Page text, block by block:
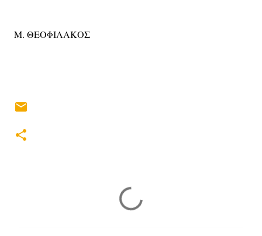
Μ. ΘΕΟΦΙΛΑΚΟΣ